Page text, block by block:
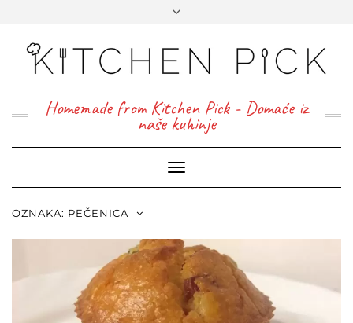
Homemade from Kitchen Pick - Domaće iz
naše kuhinje
Toggle
Navigation
OZNAKA: PEČENICA